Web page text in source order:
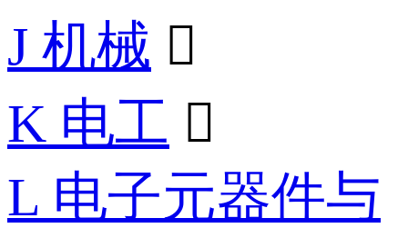
J 机械 
K 电工 
L 电子元器件与